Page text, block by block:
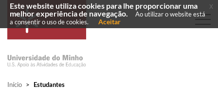
Início > Estudantes
Este website utiliza cookies para lhe proporcionar uma
melhor experiência de navegação.
Ao utilizar o website está
a consentir o uso de cookies.
Aceitar
x